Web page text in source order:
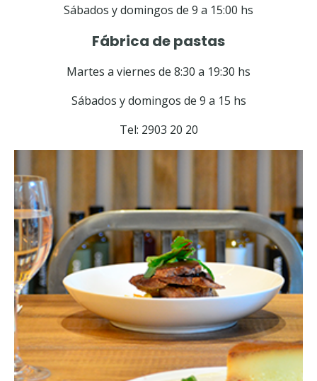
Sábados y domingos de 9 a 15:00 hs
Fábrica de pastas
Martes a viernes de 8:30 a 19:30 hs
Sábados y domingos de 9 a 15 hs
Tel: 2903 20 20